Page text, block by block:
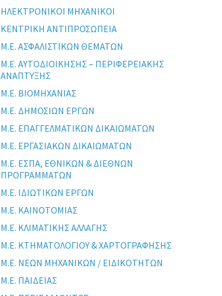
ΗΛΕΚΤΡΟΝΙΚΟΙ ΜΗΧΑΝΙΚΟΙ
ΚΕΝΤΡΙΚΗ ΑΝΤΙΠΡΟΣΩΠΕΙΑ
Μ.Ε. ΑΣΦΑΛΙΣΤΙΚΩΝ ΘΕΜΑΤΩΝ
Μ.Ε. ΑΥΤΟΔΙΟΙΚΗΣΗΣ – ΠΕΡΙΦΕΡΕΙΑΚΗΣ
ΑΝΑΠΤΥΞΗΣ
Μ.Ε. ΒΙΟΜΗΧΑΝΙΑΣ
Μ.Ε. ΔΗΜΟΣΙΩΝ ΕΡΓΩΝ
Μ.Ε. ΕΠΑΓΓΕΛΜΑΤΙΚΩΝ ΔΙΚΑΙΩΜΑΤΩΝ
Μ.Ε. ΕΡΓΑΣΙΑΚΩΝ ΔΙΚΑΙΩΜΑΤΩΝ
Μ.Ε. ΕΣΠΑ, ΕΘΝΙΚΩΝ & ΔΙΕΘΝΩΝ
ΠΡΟΓΡΑΜΜΑΤΩΝ
Μ.Ε. ΙΔΙΩΤΙΚΩΝ ΕΡΓΩΝ
Μ.Ε. ΚΑΙΝΟΤΟΜΙΑΣ
Μ.Ε. ΚΛΙΜΑΤΙΚΗΣ ΑΛΛΑΓΗΣ
Μ.Ε. ΚΤΗΜΑΤΟΛΟΓΙΟΥ & ΧΑΡΤΟΓΡΑΦΗΣΗΣ
Μ.Ε. ΝΕΩΝ ΜΗΧΑΝΙΚΩΝ / ΕΙΔΙΚΟΤΗΤΩΝ
Μ.Ε. ΠΑΙΔΕΙΑΣ